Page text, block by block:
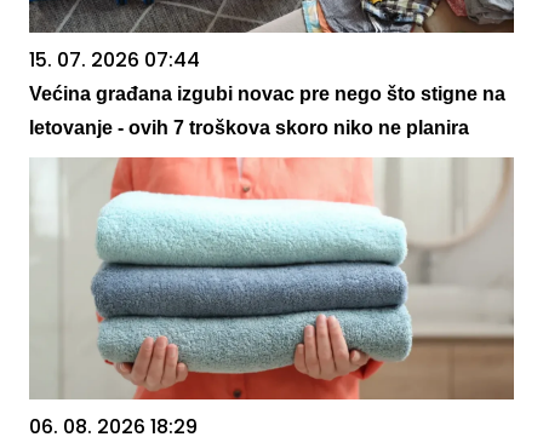
15. 07. 2026 07:44
Većina građana izgubi novac pre nego što stigne na
letovanje - ovih 7 troškova skoro niko ne planira
06. 08. 2026 18:29